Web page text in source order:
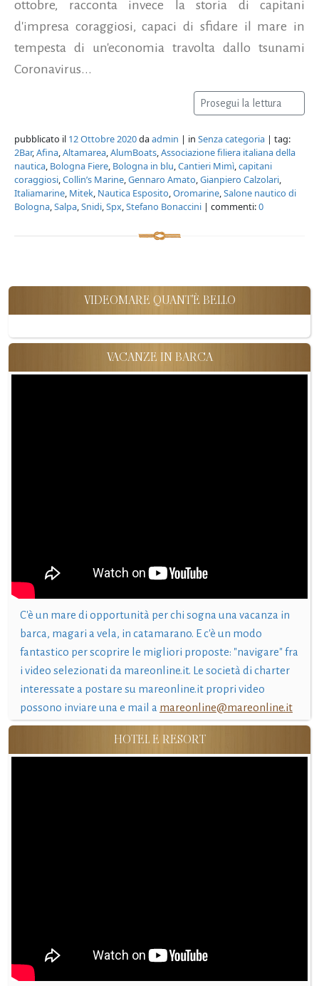
ottobre, racconta invece la storia di capitani
d'impresa coraggiosi, capaci di sfidare il mare in
tempesta di un'economia travolta dallo tsunami
Coronavirus...
Prosegui la lettura
pubblicato il 12 Ottobre 2020daadmin | in Senza categoria | tag:
2Bar,Afina,Altamarea,AlumBoats,Associazione filiera italiana della
nautica, Bologna Fiere, Bologna in blu,Cantieri Mimì,capitani
coraggiosi,Collin’s Marine,Gennaro Amato,Gianpiero Calzolari,
Italiamarine, Mitek, Nautica Esposito,Oromarine,Salone nautico di
Bologna,Salpa,Snidi,Spx,Stefano Bonaccini | commenti:0
VIDEOMARE QUANT'È BELLO
VACANZE IN BARCA
C'è un mare di opportunità per chi sogna una vacanza in
barca, magari a vela, in catamarano. E c'è un modo
fantastico per scoprire le migliori proposte: "navigare" fra
i video selezionati da mareonline.it. Le società di charter
interessate a postare su mareonline.it propri video
possono inviare una e mail a mareonline@mareonline.it
HOTEL E RESORT